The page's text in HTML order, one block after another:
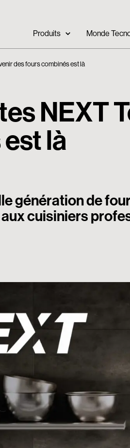
Produits Monde
des fours combinés est là
NEXT
là
génération de
cuisiniers